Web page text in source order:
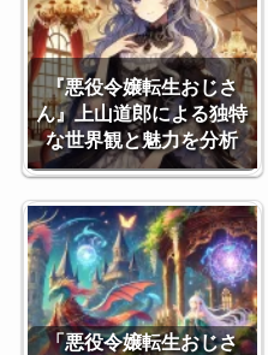
『悪役令嬢転生おじさ
ん』上山道郎による独特
な世界観と魅力を分析
「悪役令嬢転生おじさ